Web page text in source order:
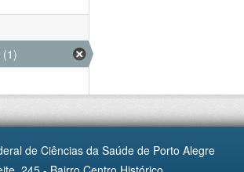
(1)
de Ciências da Saúde de Porto Alegre